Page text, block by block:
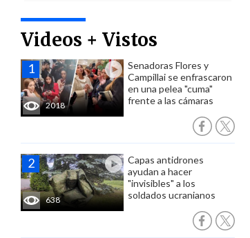
Videos + Vistos
2018
Senadoras Flores y
Campillai se enfrascaron
en una pelea "cuma"
frente a las cámaras
638
Capas antidrones
ayudan a hacer
"invisibles" a los
soldados ucranianos